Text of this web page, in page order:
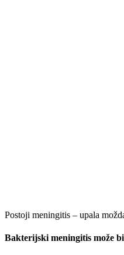
Postoji meningitis – upala
Bakterijski meningitis može